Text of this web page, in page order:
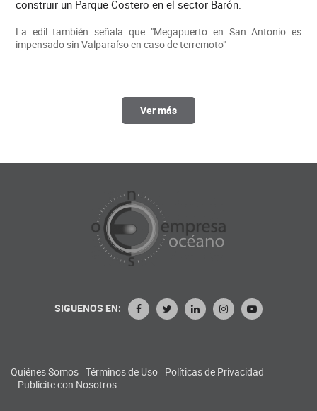
construir un Parque Costero en el sector Barón.
La edil también señala que "Megapuerto en San Antonio es
impensado sin Valparaíso en caso de terremoto"
Ver más
SIGUENOS EN:
Quiénes Somos Términos de Uso Políticas de Privacidad
Publicite con Nosotros